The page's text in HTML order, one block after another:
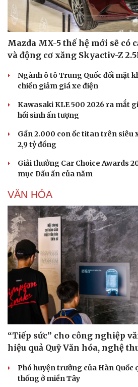
Mazda MX-5 thế hệ mới sẽ có
và động cơ xăng Skyactiv-Z
Ngành ô tô Trung Quốc đối mặt
chiến giảm giá xe điện
Kawasaki KLE 500 2026 ra mắt
hồi sinh ấn tượng
Gần 2.000 con ốc titan trên siêu
2,9 tỷ đồng
Giải thưởng Car Choice Awards
mục Dấu ấn của năm
VĂN HÓA
“Tiếp sức” cho công nghiệp
hiệu quả Quỹ Văn hóa, nghệ
Phó huyện trưởng của Hàn Quốc
thống ở miền Tây